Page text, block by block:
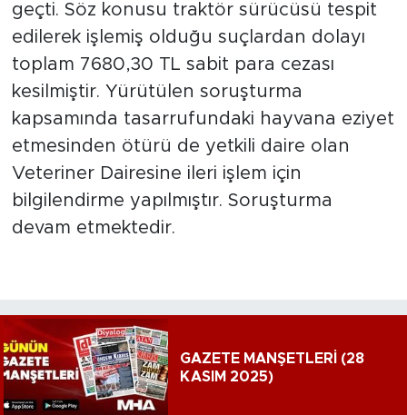
geçti. Söz konusu traktör sürücüsü tespit
edilerek işlemiş olduğu suçlardan dolayı
toplam 7680,30 TL sabit para cezası
kesilmiştir. Yürütülen soruşturma
kapsamında tasarrufundaki hayvana eziyet
etmesinden ötürü de yetkili daire olan
Veteriner Dairesine ileri işlem için
bilgilendirme yapılmıştır. Soruşturma
devam etmektedir.
GAZETE MANŞETLERİ (28
KASIM 2025)